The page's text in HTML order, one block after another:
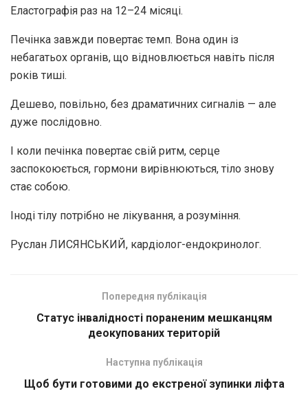
Еластографія раз на 12–24 місяці.
Печінка завжди повертає темп. Вона один із
небагатьох органів, що відновлюється навіть після
років тиші.
Дешево, повільно, без драматичних сигналів — але
дуже послідовно.
І коли печінка повертає свій ритм, серце
заспокоюється, гормони вирівнюються, тіло знову
стає собою.
Іноді тілу потрібно не лікування, а розуміння.
Руслан ЛИСЯНСЬКИЙ, кардіолог-ендокринолог.
Попередня публікація
Статус інвалідності пораненим мешканцям
деокупованих територій
Наступна публікація
Щоб бути готовими до екстреної зупинки ліфта